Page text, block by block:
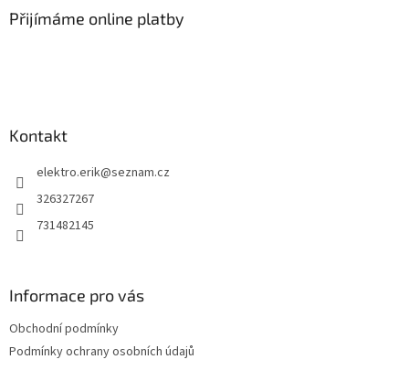
Přijímáme online platby
Kontakt
elektro.erik@seznam.cz
326327267
731482145
Informace pro vás
Obchodní podmínky
Podmínky ochrany osobních údajů